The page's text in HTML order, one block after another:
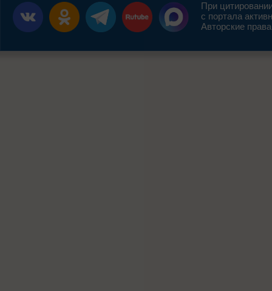
При
с портала
Авторские